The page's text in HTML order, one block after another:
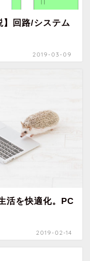
】回路/システム
2019-03-09
活を快適化。PC
2019-02-14